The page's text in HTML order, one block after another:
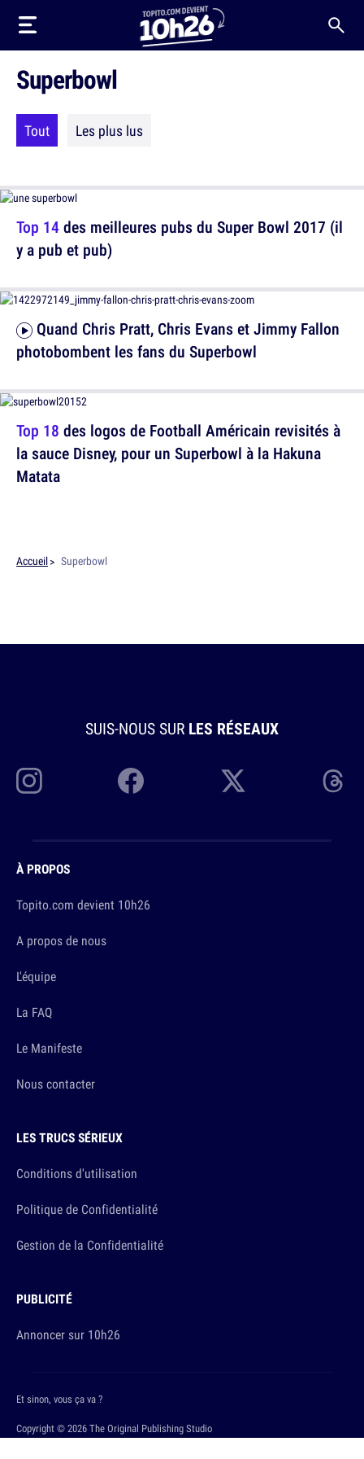
Superbowl
Tout Les plus lus
Top 14des meilleures pubs du Super Bowl 2017 (il
y a pub et pub)
photobombent les fans du Superbowl
Top 18 des logos de Football Américain revisités à
la sauce Disney, pour un Superbowl à la Hakuna
Matata
Accueil Superbowl
SUIS-NOUS SUR LES RÉSEAUX
À PROPOS
Topito.com devient 10h26
A propos de nous
L'équipe
La FAQ
Le Manifeste
Nous contacter
LES TRUCS SÉRIEUX
Conditions d'utilisation
Politique de Confidentialité
Gestion de la Confidentialité
PUBLICITÉ
Annoncer sur 10h26
Copyright © 2026 The Original Publishing Studio
Et sinon, vous ça va ?